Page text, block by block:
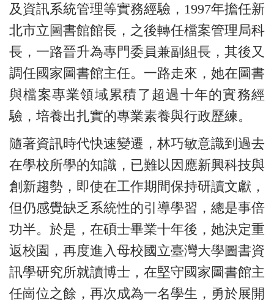
及資訊系統管理等實務經驗，1997年擔任新
北市立圖書館館長，之後轉任檔案管理局科
長，一路晉升為專門委員兼副組長，其後又
調任國家圖書館主任。一路走來，她在圖書
與檔案專業領域累積了超過十年的實務經
驗，培養出扎實的專業素養與行政歷練。
隨著資訊時代快速變遷，林巧敏意識到過去
在學校所學的知識，已難以因應新興科技與
創新趨勢，即使在工作期間保持研讀文獻，
但仍感覺缺乏系統性的引導學習，總是事倍
功半。於是，在碩士畢業十年後，她決定重
返校園，再度進入母校國立臺灣大學圖書資
訊學研究所就讀博士，在堅守國家圖書館主
任崗位之餘，再次成為一名學生，勇於展開